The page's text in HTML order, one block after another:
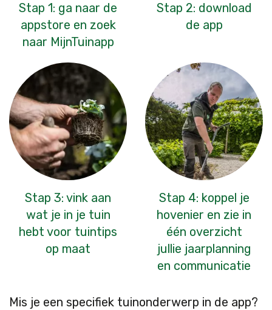
Stap 1: ga naar de
appstore en zoek
naar MijnTuinapp
Stap 2: download
de app
Stap 3: vink aan
wat je in je tuin
hebt voor tuintips
op maat
Stap 4: koppel je
hovenier en zie in
één overzicht
jullie jaarplanning
en communicatie
Mis je een specifiek tuinonderwerp in de app?